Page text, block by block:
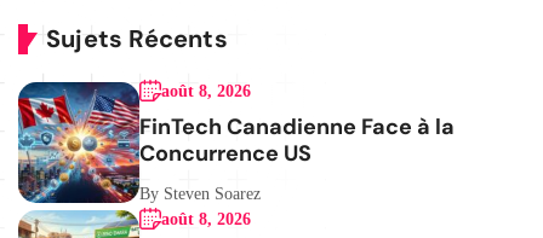
Sujets Récents
août 8, 2026
FinTech Canadienne Face à la
Concurrence US
By Steven Soarez
août 8, 2026